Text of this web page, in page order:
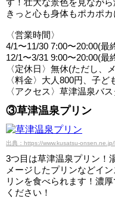
す！壮大な景色を見なが
きっと心も身体もポカポ
〈営業時間〉
4/1〜11/30 7:00〜20:00(最
12/1〜3/31 9:00〜20:00(最
〈定休日〉無休(ただし、
〈料金〉大人800円、子
〈アクセス〉草津温泉バ
③草津温泉プリン
出典：https://www.kusatsu-
3つ目は草津温泉プリン！
メージしたプリンなどイ
リンを食べられます！濃
ください！